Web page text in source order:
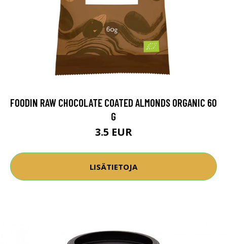
FOODIN RAW CHOCOLATE COATED ALMONDS ORGANIC 60
G
3.5 EUR
LISÄTIETOJA